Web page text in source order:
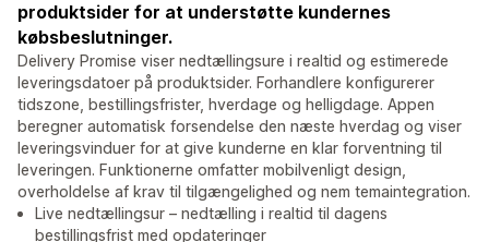
produktsider for at understøtte kundernes
købsbeslutninger.
Delivery Promise viser nedtællingsure i realtid og estimerede
leveringsdatoer på produktsider. Forhandlere konfigurerer
tidszone, bestillingsfrister, hverdage og helligdage. Appen
beregner automatisk forsendelse den næste hverdag og viser
leveringsvinduer for at give kunderne en klar forventning til
leveringen. Funktionerne omfatter mobilvenligt design,
overholdelse af krav til tilgængelighed og nem temaintegration.
Live nedtællingsur – nedtælling i realtid til dagens
bestillingsfrist med opdateringer